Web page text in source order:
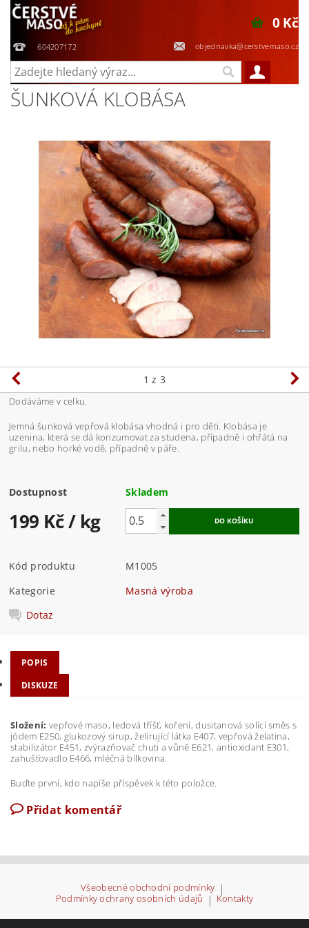
604207172 objednavka@cerstvemaso.cz
0 Kč
ŠUNKOVÁ KLOBÁSA
1 z 3
Dodáváme v celku.
Jemná šunková vepřová klobása vhodná i pro děti. Klobása je
uzenina, která se dá konzumovat za studena, případně i ohřátá na
grilu, nebo horké vodě, případně v páře.
Dostupnost Skladem
199 Kč/ kg
Kód produktu
M1005
Kategorie
Masná výroba
Dotaz
POPIS
DISKUZE
Složení: vepřové maso, ledová tříšť, koření, dusitanová solící směs s
jódem E250, glukozový sirup, želírující látka E407, vepřová želatina,
stabilizátor E451, zvýrazňovač chuti a vůně E621, antioxidant E301,
zahušťovadlo E466, mléčná bílkovina.
Buďte první, kdo napíše příspěvek k této položce.
Přidat komentář
Všeobecné obchodní podmínky |
Podmínky ochrany osobních údajů | Kontakty